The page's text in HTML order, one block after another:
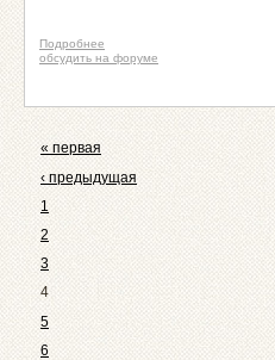
Подробнее
обсудить на форуме
« первая
‹ предыдущая
1
2
3
4
5
6